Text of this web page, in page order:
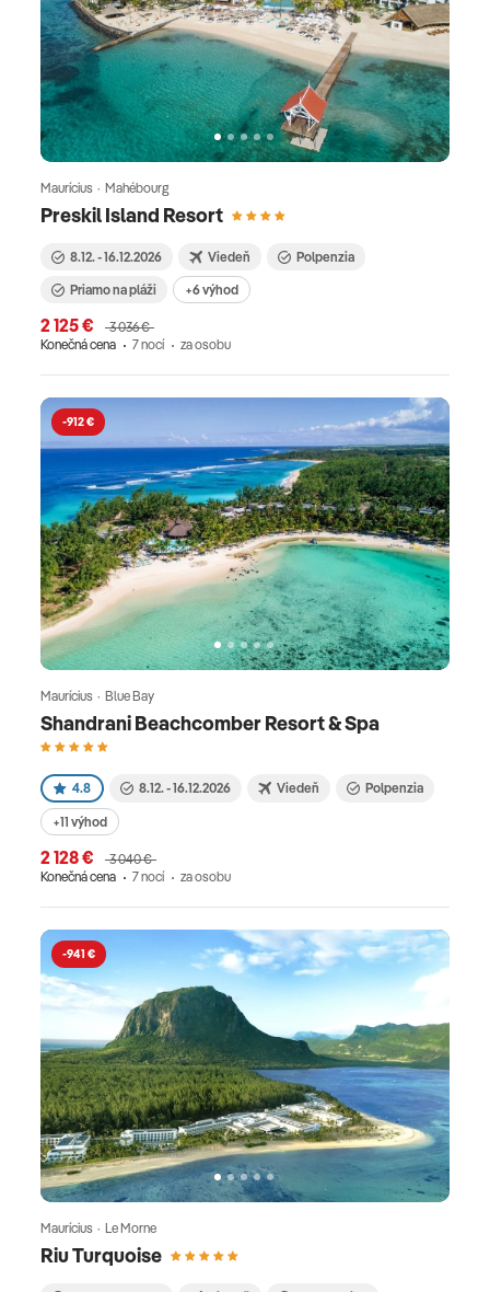
Preskil Island Resort
Maurícius · Mahébourg
8.12. - 16.12.2026 Viedeň
Polpenzia
Priamo na pláži
+6 výhod
2 125 €
3 036 €
Konečná cena
7 nocí za osobu
-912 €
Shandrani Beachcomber Resort & Spa
Maurícius · Blue Bay
4.8 8.12. - 16.12.2026 Viedeň Polpenzia
+11 výhod
2 128 €
3 040 €
Konečná cena
7 nocí za osobu
-941 €
Riu Turquoise
Maurícius · Le Morne